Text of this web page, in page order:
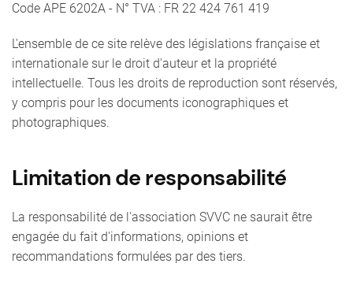
Code APE 6202A - N° TVA : FR 22 424 761 419
L'ensemble de ce site relève des législations française et
internationale sur le droit d'auteur et la propriété
intellectuelle. Tous les droits de reproduction sont réservés,
y compris pour les documents iconographiques et
photographiques.
Limitation de responsabilité
La responsabilité de l'association SVVC ne saurait être
engagée du fait d'informations, opinions et
recommandations formulées par des tiers.